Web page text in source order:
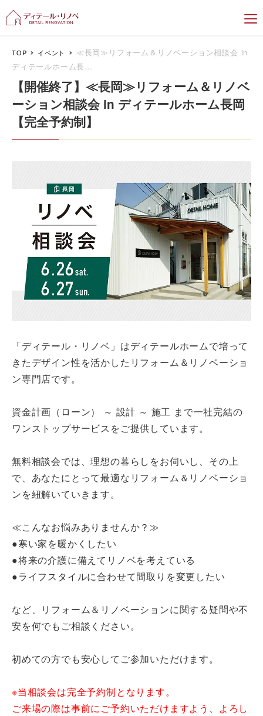
新潟のリフォーム＆リノベーション専
TOP イベント
≪長岡≫リフォーム＆リノベーション相談会 in
ディテールホーム長…
【開催終了】≪長岡≫リフォーム＆リノベ
ーション相談会 in ディテールホーム長岡
【完全予約制】
「ディテール・リノベ」はディテールホームで培って
きたデザイン性を活かしたリフォーム＆リノベーショ
ン専門店です。
資金計画（ローン） ～ 設計 ～ 施工 まで一社完結の
ワンストップサービスをご提供しています。
無料相談会では、理想の暮らしをお伺いし、その上
で、あなたにとって最適なリフォーム＆リノベーショ
ンを紐解いていきます。
≪こんなお悩みありませんか？≫
●寒い家を暖かくしたい
●将来の介護に備えてリノベを考えている
●ライフスタイルに合わせて間取りを変更したい
など、リフォーム＆リノベーションに関する疑問や不
安を何でもご相談ください。
初めての方でも安心してご参加いただけます。
※当相談会は完全予約制となります。
ご来場の際は事前にご予約いただけますよう、よろし